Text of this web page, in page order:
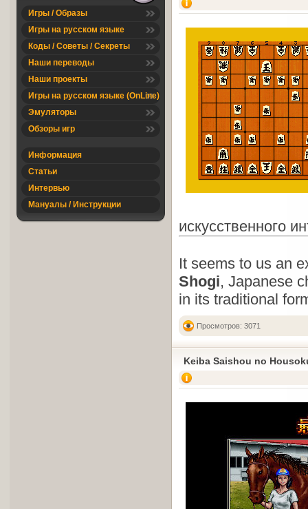
Игры / Образы
Игры на русском языке
Коды / Советы / Секреты
Наши переводы
Наши проекты
Игры на русском языке (OnLine)
Эмуляторы
Обзоры игр
Информация
Статьи
Интервью
Мануалы / Инструкции
искусственного
It seems to us an
Shogi, Japanese
in its traditional
Просмотров: 3071
Keiba Saishou no